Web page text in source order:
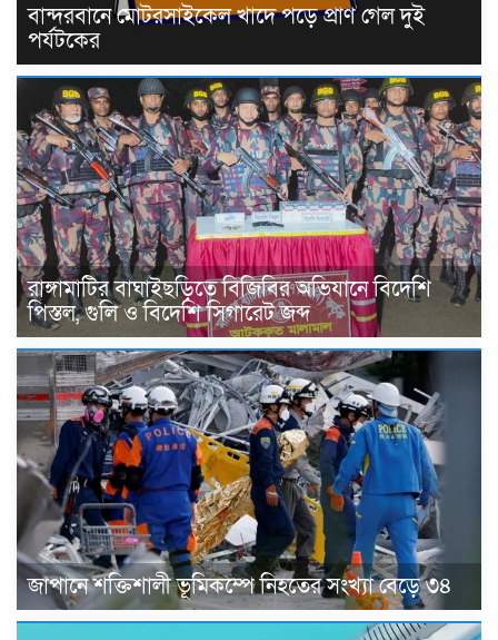
বান্দরবানে মোটরসাইকেল খাদে পড়ে প্রাণ গেল দুই
পর্যটকের
রাঙ্গামাটির বাঘাইছড়িতে বিজিবির অভিযানে বিদেশি
পিস্তল, গুলি ও বিদেশি সিগারেট জব্দ
জাপানে শক্তিশালী ভূমিকম্পে নিহতের সংখ্যা বেড়ে ৩৪